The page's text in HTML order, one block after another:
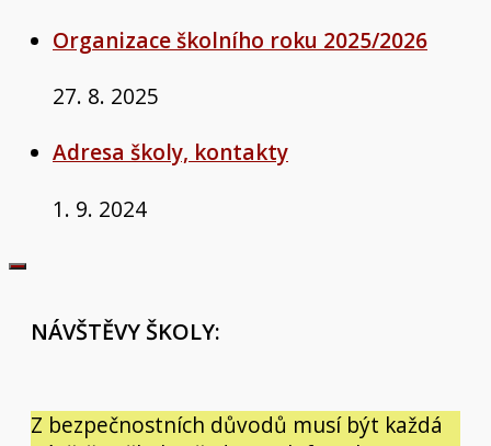
Organizace školního roku 2025/2026
27. 8. 2025
Adresa školy, kontakty
1. 9. 2024
NÁVŠTĚVY ŠKOLY:
Z bezpečnostních důvodů musí být každá